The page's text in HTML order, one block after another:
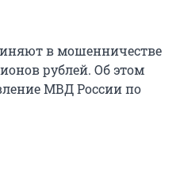
в мошенничестве
рублей. Об этом
МВД России по